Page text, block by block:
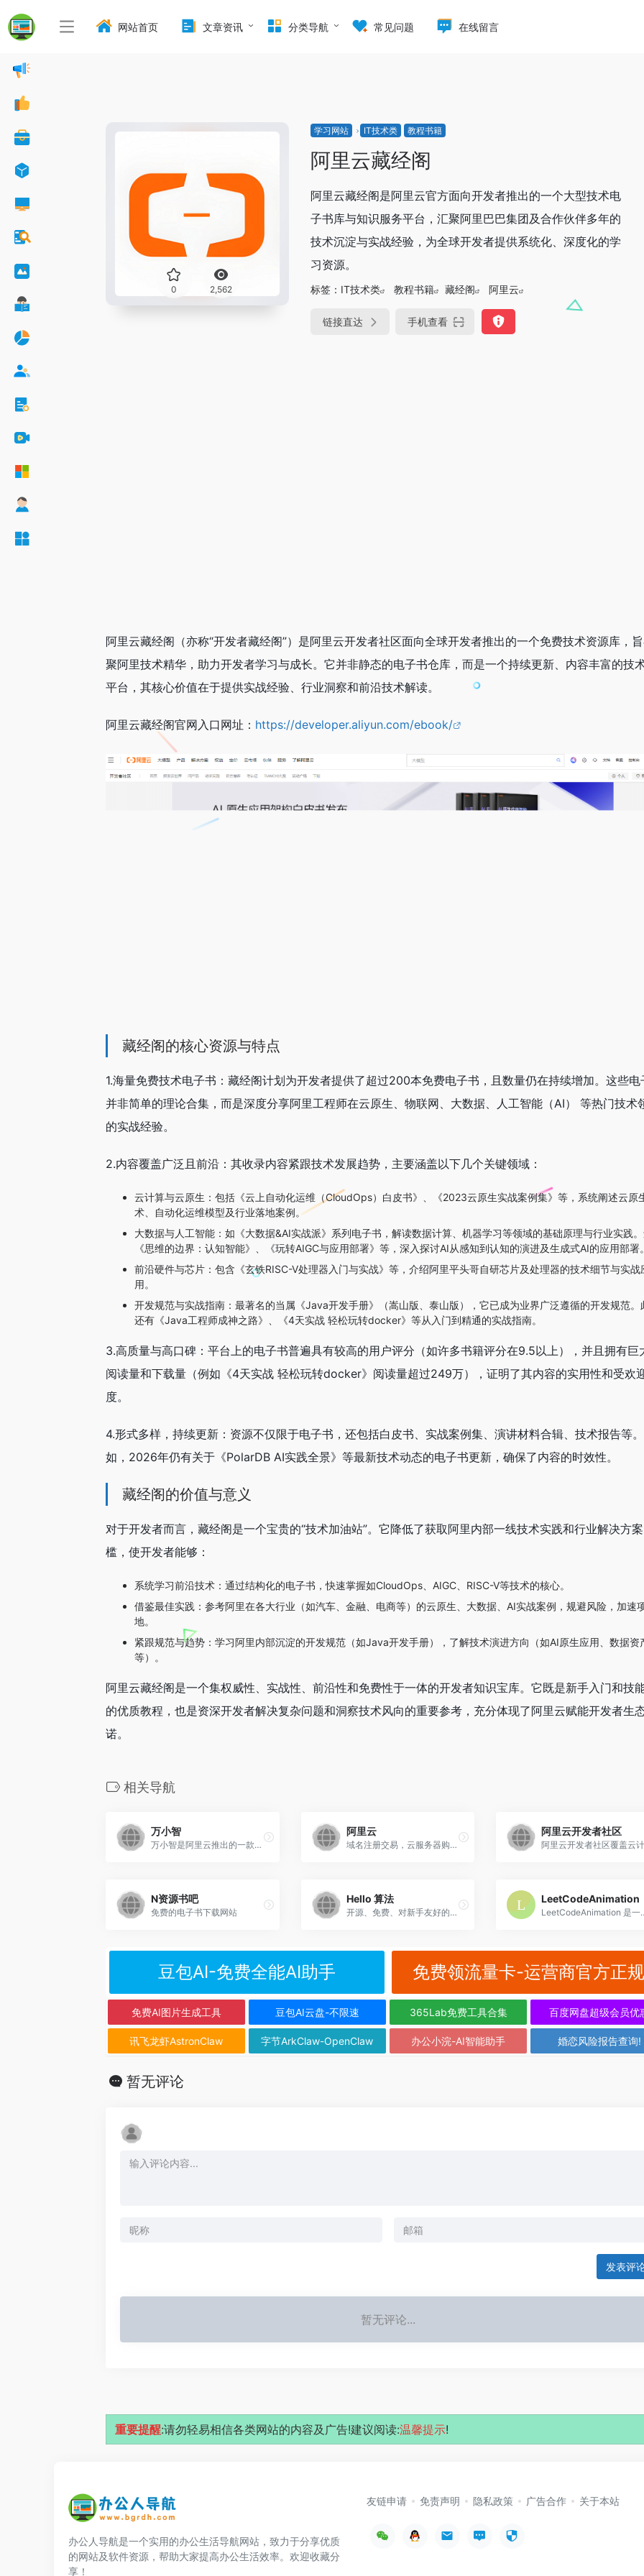
网站首页 文章资讯 分类导航 常见问题 在线留言
0 2,562
学习网站 IT技术类 教程书籍
阿里云藏经阁
阿里云藏经阁是阿里云官方面向开发者推出的一个大型技术电
子书库与知识服务平台，汇聚阿里巴巴集团及合作伙伴多年的
技术沉淀与实战经验，为全球开发者提供系统化、深度化的学
习资源。
标签： IT技术类 教程书籍 藏经阁 阿里云
链接直达 手机查看
阿里云藏经阁（亦称“开发者藏经阁”）是阿里云开发者社区面向全球开发者推出的一个免费技术资源库，
聚阿里技术精华，助力开发者学习与成长。它并非静态的电子书仓库，而是一个持续更新、内容丰富的技
平台，其核心价值在于提供实战经验、行业洞察和前沿技术解读。
阿里云藏经阁官网入口网址： https://developer.aliyun.com/ebook/
藏经阁的核心资源与特点
1.海量免费技术电子书：藏经阁计划为开发者提供了超过200本免费电子书，且数量仍在持续增加。这些电
并非简单的理论合集，而是深度分享阿里工程师在云原生、物联网、大数据、人工智能（AI） 等热门技术
的实战经验。
2.内容覆盖广泛且前沿：其收录内容紧跟技术发展趋势，主要涵盖以下几个关键领域：
云计算与云原生：包括《云上自动化运维（CloudOps）白皮书》、《2023云原生实战案例集》等，系统阐述云原
术、自动化运维模型及行业落地案例。
大数据与人工智能：如《大数据&AI实战派》系列电子书，解读数据计算、机器学习等领域的基础原理与行业实践
《思维的边界：认知智能》、《玩转AIGC与应用部署》等，深入探讨AI从感知到认知的演进及生成式AI的应用部署
前沿硬件与芯片：包含《玄铁RISC-V处理器入门与实战》等，介绍阿里平头哥自研芯片及处理器的技术细节与实战
用。
开发规范与实战指南：最著名的当属《Java开发手册》（嵩山版、泰山版），它已成为业界广泛遵循的开发规范。
还有《Java工程师成神之路》、《4天实战 轻松玩转docker》等从入门到精通的实战指南。
3.高质量与高口碑：平台上的电子书普遍具有较高的用户评分（如许多书籍评分在9.5以上），并且拥有巨
阅读量和下载量（例如《4天实战 轻松玩转docker》阅读量超过249万），证明了其内容的实用性和受欢
度。
4.形式多样，持续更新：资源不仅限于电子书，还包括白皮书、实战案例集、演讲材料合辑、技术报告等
如，2026年仍有关于《PolarDB AI实践全景》等最新技术动态的电子书更新，确保了内容的时效性。
藏经阁的价值与意义
对于开发者而言，藏经阁是一个宝贵的“技术加油站”。它降低了获取阿里内部一线技术实践和行业解决方
槛，使开发者能够：
系统学习前沿技术：通过结构化的电子书，快速掌握如CloudOps、AIGC、RISC-V等技术的核心。
借鉴最佳实践：参考阿里在各大行业（如汽车、金融、电商等）的云原生、大数据、AI实战案例，规避风险，加速
地。
紧跟规范与趋势：学习阿里内部沉淀的开发规范（如Java开发手册），了解技术演进方向（如AI原生应用、数据资
等）。
阿里云藏经阁是一个集权威性、实战性、前沿性和免费性于一体的开发者知识宝库。它既是新手入门和技
的优质教程，也是资深开发者解决复杂问题和洞察技术风向的重要参考，充分体现了阿里云赋能开发者生
诺。
相关导航
万小智
万小智是阿里云推出的一款AI驱动的自助建站平台，同时也是面向中小微企业和个人创业者打造的"首个AI员工"，实现了企业级AI建站能力的升级。
阿里云
域名注册交易，云服务器购买等
阿里云开发者社区
N资源书吧
免费的电子书下载网站
Hello 算法
开源、免费、对新手友好的数据结构与算法入门教程
LeetCodeAnimation
LeetCodeAnimation 是
豆包AI-免费全能AI助手 免费领流量卡-运营商官方正
免费AI图片生成工具 豆包AI云盘-不限速 365Lab免费工具合集 百度网盘超级会员优
讯飞龙虾AstronClaw 字节ArkClaw-OpenClaw 办公小浣-AI智能助手 婚恋风险报告查询!
暂无评论
发表评
暂无评论...
重要提醒:请勿轻易相信各类网站的内容及广告!建议阅读:温馨提示!
办公人导航是一个实用的办公生活导航网站，致力于分享优质
的网站及软件资源，帮助大家提高办公生活效率。欢迎收藏分
享！
友链申请 免责声明 隐私政策 广告合作 关于本站